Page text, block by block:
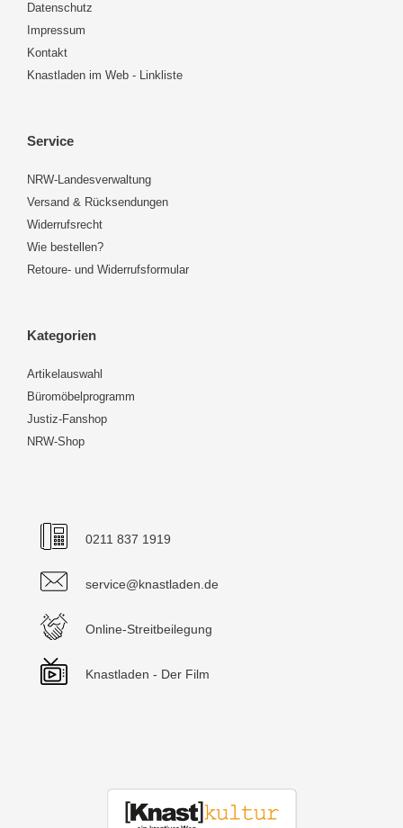
Datenschutz
Impressum
Kontakt
Knastladen im Web - Linkliste
Service
NRW-Landesverwaltung
Versand & Rücksendungen
Widerrufsrecht
Wie bestellen?
Retoure- und Widerrufsformular
Kategorien
Artikelauswahl
Büromöbelprogramm
Justiz-Fanshop
NRW-Shop
0211 837 1919
service@knastladen.de
Online-Streitbeilegung
Knastladen - Der Film